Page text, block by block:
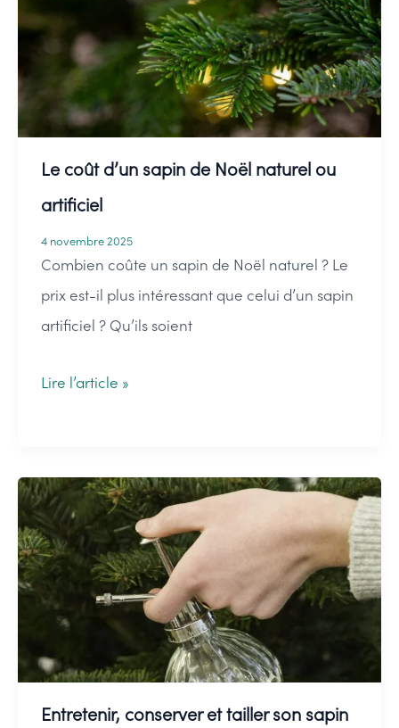
histoire,
achat,
décorations,
on
vous
dit
!
Le coût d’un sapin de Noël naturel ou
artificiel
4 novembre 2025
Combien coûte un sapin de Noël naturel ? Le
prix est-il plus intéressant que celui d’un sapin
artificiel ? Qu’ils soient
Le
sapin
de
Noël
naturel
artificiel
Lire l’article »
Entretenir, conserver et tailler son sapin